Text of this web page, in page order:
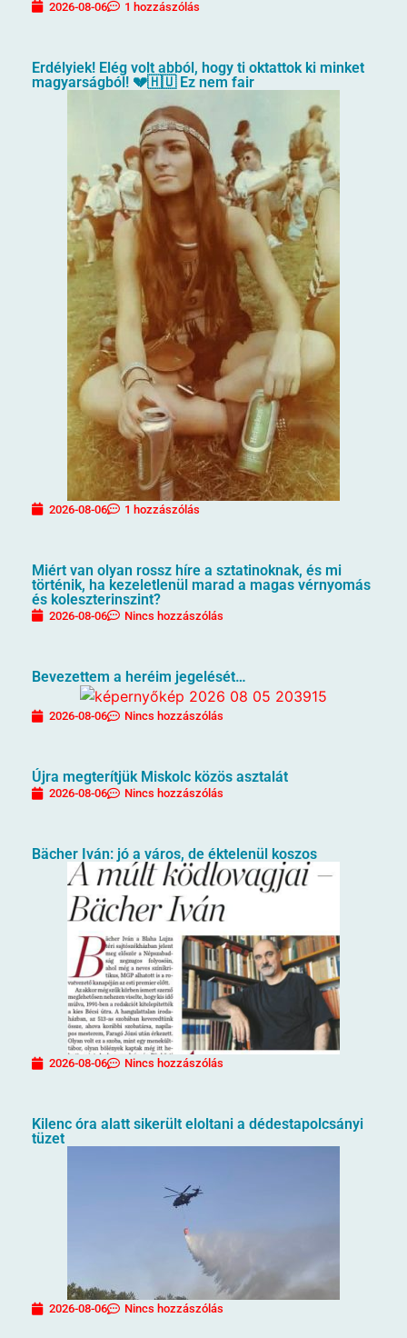
2026-08-06 1 hozzászólás
Erdélyiek! Elég volt abból, hogy ti oktattok ki minket
magyarságból! 💔🇭🇺 Ez nem fair
2026-08-06 1 hozzászólás
Miért van olyan rossz híre a sztatinoknak, és mi
történik, ha kezeletlenül marad a magas vérnyomás
és koleszterinszint?
2026-08-06 Nincs hozzászólás
Bevezettem a heréim jegelését…
2026-08-06 Nincs hozzászólás
Újra megterítjük Miskolc közös asztalát
2026-08-06 Nincs hozzászólás
Bächer Iván: jó a város, de éktelenül koszos
2026-08-06 Nincs hozzászólás
Kilenc óra alatt sikerült eloltani a dédestapolcsányi
tüzet
2026-08-06 Nincs hozzászólás